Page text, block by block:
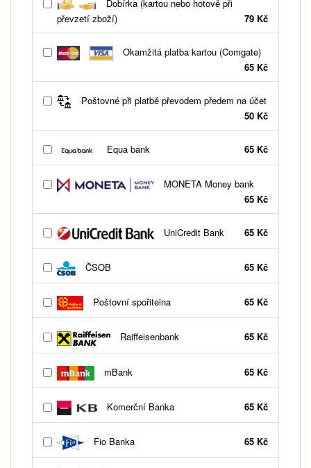
Dobírka (kartou nebo hotově při
převzetí zboží)
79 Kč
Okamžitá platba kartou (Comgate)
65 Kč
Poštovné při platbě převodem předem na účet
50 Kč
Equa bank 65 Kč
MONETA Money bank
65 Kč
UniCredit Bank 65 Kč
ČSOB 65 Kč
Poštovní spořitelna 65 Kč
Raiffeisenbank 65 Kč
mBank 65 Kč
Komerční Banka 65 Kč
Fio Banka 65 Kč